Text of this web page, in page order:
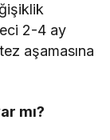
2-4 ay
aşamasına
mı?